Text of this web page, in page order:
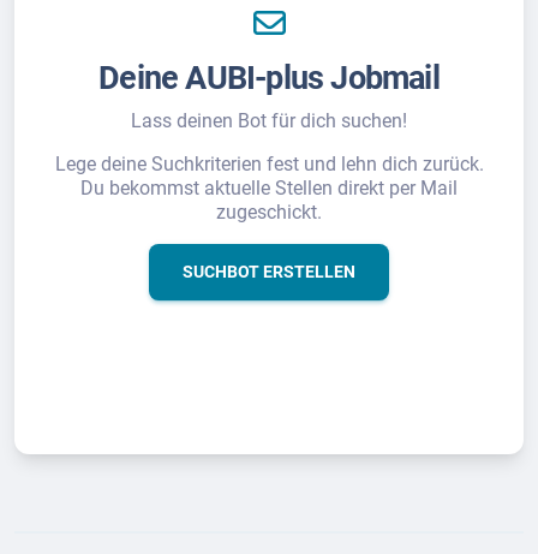
Deine AUBI-plus Jobmail
Lass deinen Bot für dich suchen!
Lege deine Suchkriterien fest und lehn dich zurück.
Du bekommst aktuelle Stellen direkt per Mail
zugeschickt.
SUCHBOT ERSTELLEN